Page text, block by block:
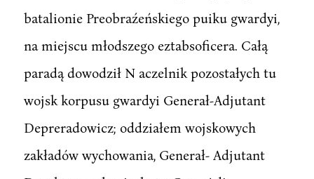
batalionie Preobraźeńskiego puiku gwardyi,
na miejscu młodszego eztabsoficera. Całą
paradą dowodził N aczelnik pozostałych tu
wojsk korpusu gwardyi Generał-Adjutant
Depreradowicz; oddziałem wojskowych
zakładów wychowania, Generał- Adjutant